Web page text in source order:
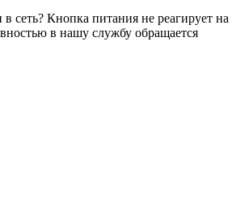
сеть? Кнопка питания не реагирует на
в нашу службу обращается